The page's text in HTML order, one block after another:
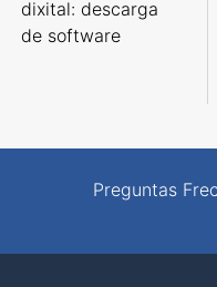
dixital: descarga
de software
Preguntas